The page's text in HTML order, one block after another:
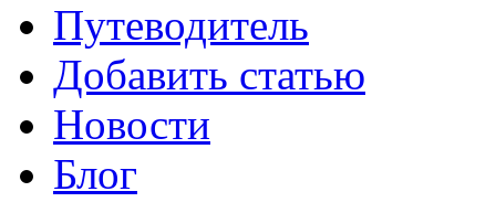
Путеводитель
Добавить статью
Новости
Блог